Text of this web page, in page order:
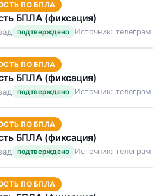
ПО БПЛА
БПЛА (фиксация)
подтверждено Источник: телеграм
ПО БПЛА
БПЛА (фиксация)
подтверждено Источник: телеграм
ПО БПЛА
БПЛА (фиксация)
подтверждено Источник: телеграм
ПО БПЛА